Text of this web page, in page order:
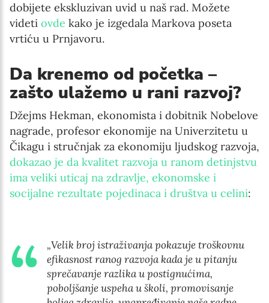
dobijete ekskluzivan uvid u naš rad. Možete
videti ovde kako je izgedala Markova poseta
vrtiću u Prnjavoru.
Da krenemo od početka –
zašto ulažemo u rani razvoj?
Džejms Hekman, ekonomista i dobitnik Nobelove
nagrade, profesor ekonomije na Univerzitetu u
Čikagu i stručnjak za ekonomiju ljudskog razvoja,
dokazao je da kvalitet razvoja u ranom detinjstvu
ima veliki uticaj na zdravlje, ekonomske i
socijalne rezultate pojedinaca i društva u celini:
„Velik broj istraživanja pokazuje troškovnu
efikasnost ranog razvoja kada je u pitanju
sprečavanje razlika u postignućima,
poboljšanje uspeha u školi, promovisanje